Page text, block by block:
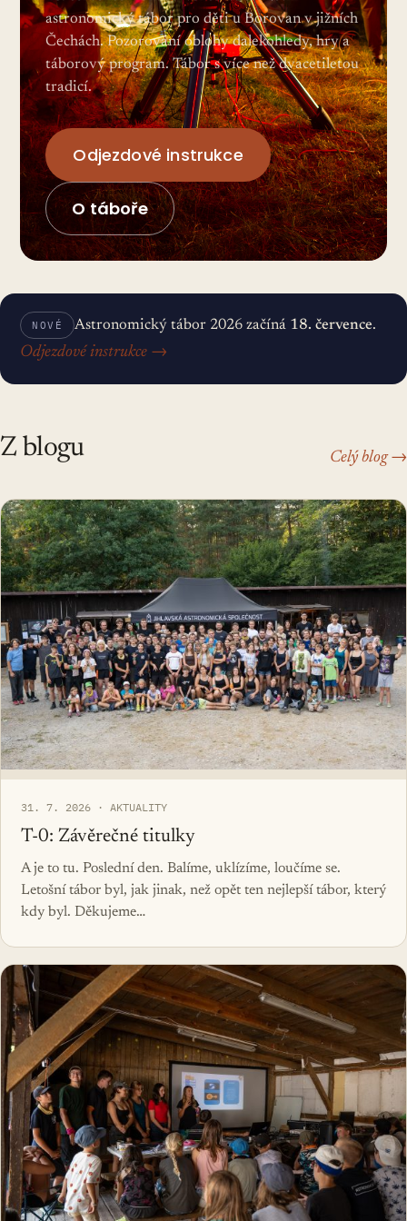
astronomický tábor pro děti u Borovan v jižních
Čechách. Pozorování oblohy dalekohledy, hry a
táborový program. Tábor s více než dvacetiletou
tradicí.
Odjezdové instrukce
O táboře
NOVÉ Astronomický tábor 2026 začíná 18. července.
Odjezdové instrukce →
Z blogu Celý blog →
31. 7. 2026 · AKTUALITY
T-0: Závěrečné titulky
A je to tu. Poslední den. Balíme, uklízíme, loučíme se.
Letošní tábor byl, jak jinak, než opět ten nejlepší tábor, který
kdy byl. Děkujeme…